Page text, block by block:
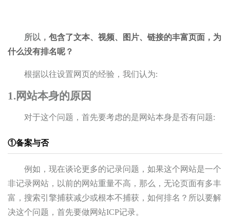
所以， 包含了文本、视频、图片、链接的丰富页面，为
什么没有排名呢？
根据以往设置网页的经验，我们认为:
1.网站本身的原因
对于这个问题，首先要考虑的是网站本身是否有问题:
①备案与否
例如，现在谈论更多的记录问题，如果这个网站是一个
非记录网站，以前的网站重量不高，那么，无论页面有多丰
富，搜索引擎捕获减少或根本不捕获，如何排名？所以要解
决这个问题，首先要做网站ICP记录。